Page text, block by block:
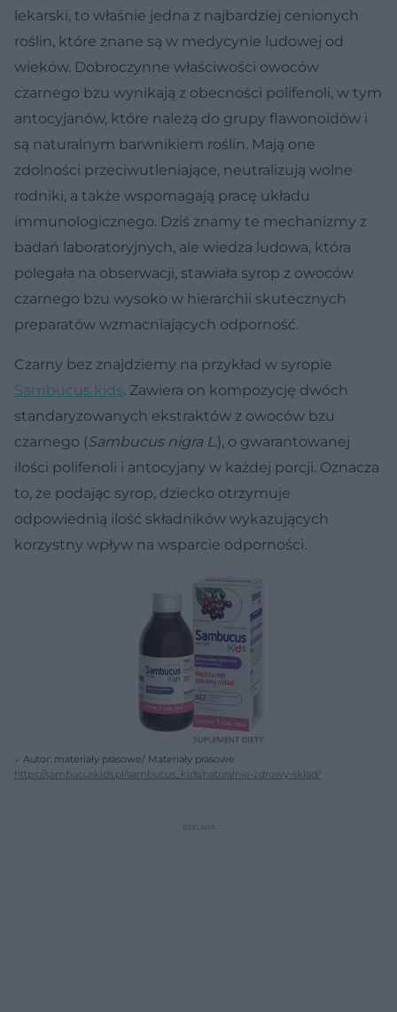
lekarski, to właśnie jedna z najbardziej cenionych
roślin, które znane są w medycynie ludowej od
wieków. Dobroczynne właściwości owoców
czarnego bzu wynikają z obecności polifenoli, w tym
antocyjanów, które należą do grupy flawonoidów i
są naturalnym barwnikiem roślin. Mają one
zdolności przeciwutleniające, neutralizują wolne
rodniki, a także wspomagają pracę układu
immunologicznego. Dziś znamy te mechanizmy z
badań laboratoryjnych, ale wiedza ludowa, która
polegała na obserwacji, stawiała syrop z owoców
czarnego bzu wysoko w hierarchii skutecznych
preparatów wzmacniających odporność.
Czarny bez znajdziemy na przykład w syropie
Sambucus kids. Zawiera on kompozycję dwóch
standaryzowanych ekstraktów z owoców bzu
czarnego (Sambucus nigra L .), o gwarantowanej
ilości polifenoli i antocyjany w każdej porcji. Oznacza
to, że podając syrop, dziecko otrzymuje
odpowiednią ilość składników wykazujących
korzystny wpływ na wsparcie odporności.
Autor: materiały prasowe/ Materiały prasowe
https://sambucuskids.pl/sambucus_kids/naturalnie-zdrowy-sklad/